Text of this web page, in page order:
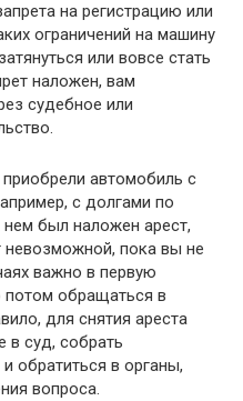
на регистрацию или
ограничений на машину
или вовсе стать
наложен, вам
судебное или
автомобиль с
с долгами по
был наложен арест,
невозможной, пока вы не
важно в первую
потом обращаться в
для снятия ареста
в суд, собрать
обратиться в органы,
вопроса.